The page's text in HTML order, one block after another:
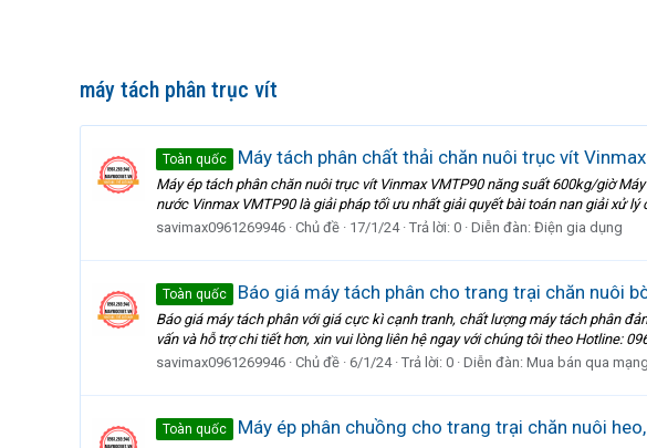
máy tách phân trục vít
Toàn quốc Máy tách phân chất thải chăn nuôi trục vít
Máy ép tách phân chăn nuôi trục vít Vinmax VMTP90 năng suất 600kg/giờ
nước Vinmax VMTP90 là giải pháp tối ưu nhất giải quyết bài toán nan giải xử lý
savimax0961269946 Chủ đề 17/1/24 Trả lời: 0 Diễn đàn: Điện gia dụng
Toàn quốc Báo giá máy tách phân cho trang trại chăn nuôi
Báo giá máy tách phân với giá cực kì cạnh tranh, chất lượng máy tách phân
vấn và hỗ trợ chi tiết hơn, xin vui lòng liên hệ ngay với chúng tôi theo Hotline:
savimax0961269946 Chủ đề 6/1/24 Trả lời: 0 Diễn đàn: Mua bán qua mạng
Toàn quốc Máy ép phân chuồng cho trang trại chăn nuôi